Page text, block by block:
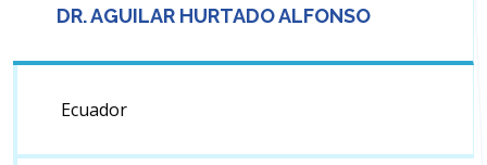
DR. AGUILAR HURTADO ALFONSO
Ecuador